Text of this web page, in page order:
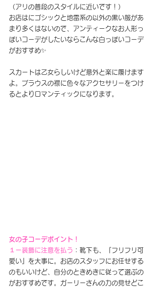
（アリの普段のスタイルに近いです！）
お店はにゴシックと地雷系の以外の黒い服があ
まり多くはないので、アンティークなお人形っ
ぽいコーデがしたいならこんな白っぽいコーデ
がおすすめ✨
スカートは乙女らしいけど意外と楽に履けます
よ。ブラウスの襟に色々なアクセサリーをつけ
るとよりロマンティックになります。
女の子コーデポイント！
１ー装飾に注意を払う ：靴下も、『フリフリ可
愛い』を大事に。お店のスタッフにお任せする
のもいいけど、自分のときめきに従って選ぶの
がおすすめです。ガーリーさんの力の見せどこ